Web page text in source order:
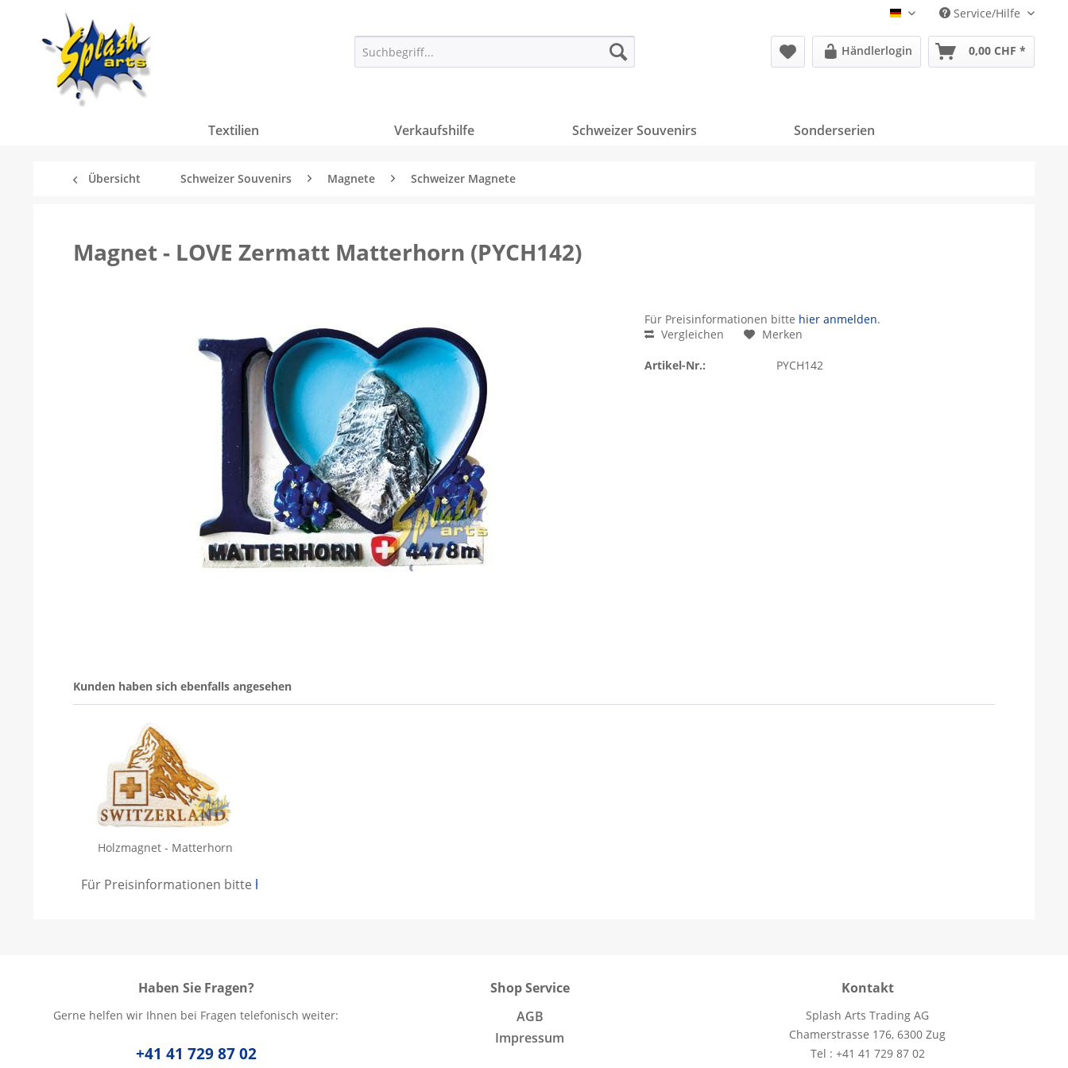
Deutsch Service/Hilfe
Händlerlogin 0,00 CHF *
Textilien Verkaufshilfe Schweizer Souvenirs Sonderserien
Übersicht Schweizer Souvenirs Magnete Schweizer Magnete
Magnet - LOVE Zermatt Matterhorn (PYCH142)
Für Preisinformationen bitte hier anmelden.
Vergleichen
Merken
Artikel-Nr.: PYCH142
Kunden haben sich ebenfalls angesehen
Holzmagnet - Matterhorn
Für Preisinformationen bitte hier anmelden
Haben Sie Fragen?
Gerne helfen wir Ihnen bei Fragen telefonisch weiter:
+41 41 729 87 02
Shop Service
AGB
Impressum
Kontakt
Splash Arts Trading AG
Chamerstrasse 176, 6300 Zug
Tel : +41 41 729 87 02